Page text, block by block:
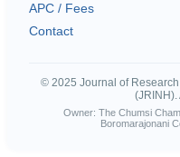
APC / Fees
Contact
© 2025 Journal of
(JRINH).
Owner: The Chumsi
Boromarajonani